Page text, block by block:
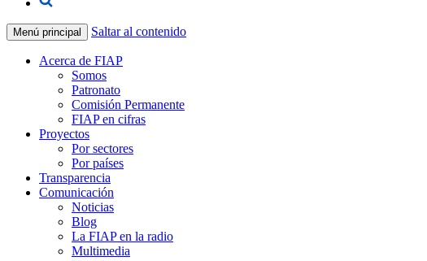
Menú principal Saltar al contenido
Acerca de FIAP
Somos
Patronato
Comisión Permanente
FIAP en cifras
Proyectos
Por sectores
Por países
Transparencia
Comunicación
Noticias
Blog
La FIAP en la radio
Multimedia